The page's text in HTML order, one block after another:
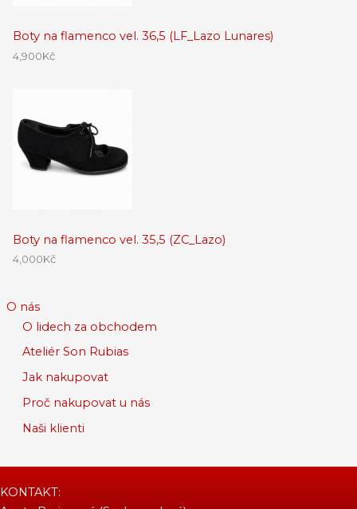
Boty na flamenco vel. 36,5 (LF_Lazo Lunares)
4,900Kč
Boty na flamenco vel. 35,5 (ZC_Lazo)
4,000Kč
O nás
O lidech za obchodem
Ateliér Son Rubias
Jak nakupovat
Proč nakupovat u nás
Naši klienti
KONTAKT: